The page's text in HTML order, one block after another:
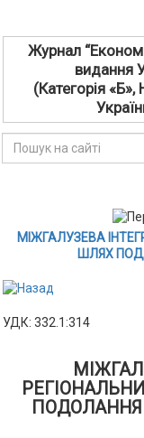
Журнал
видання
(Категорія «Б»,
МІЖГАЛУЗЕВА
ШЛЯХ
УДК: 332.1:314